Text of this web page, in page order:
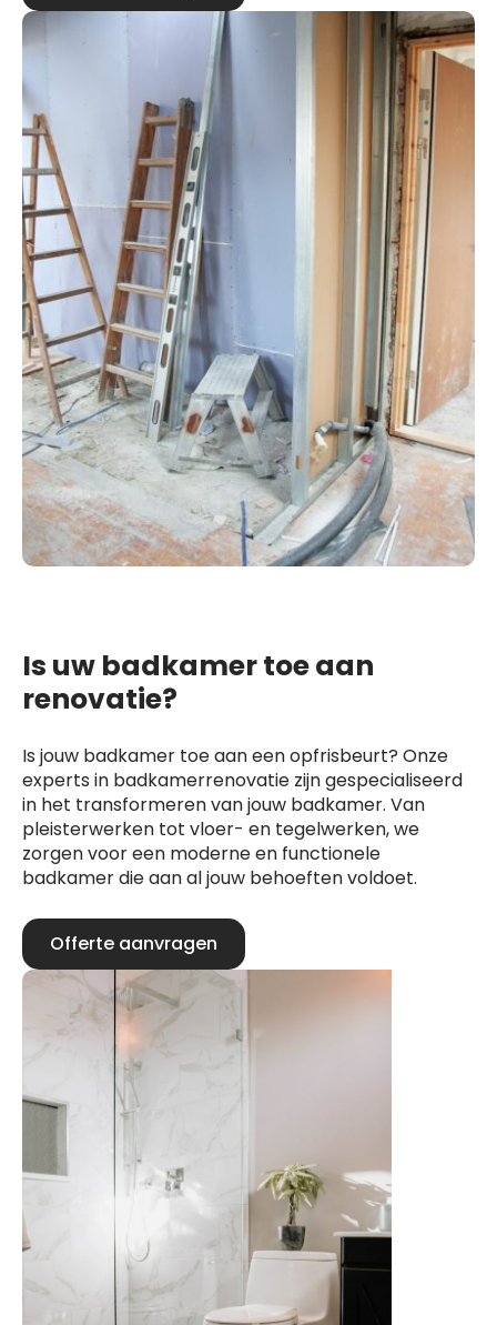
Is uw badkamer toe aan
renovatie?
Is jouw badkamer toe aan een opfrisbeurt? Onze
experts in badkamerrenovatie zijn gespecialiseerd
in het transformeren van jouw badkamer. Van
pleisterwerken tot vloer- en tegelwerken, we
zorgen voor een moderne en functionele
badkamer die aan al jouw behoeften voldoet.
Offerte aanvragen